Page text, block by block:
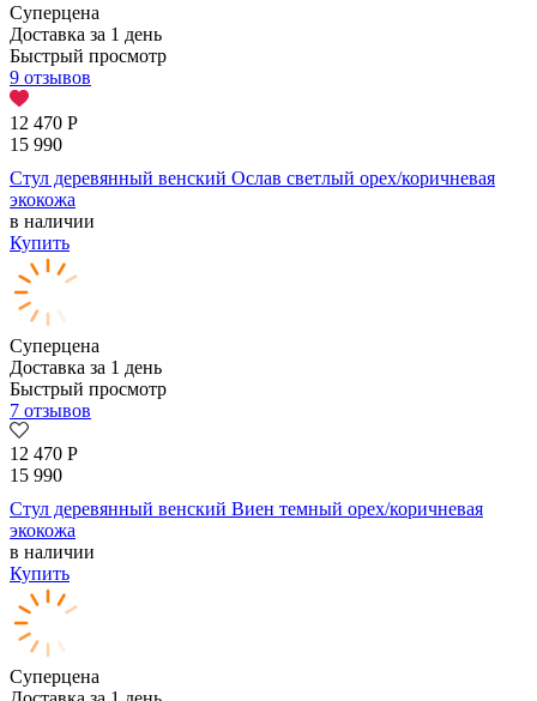
Суперцена
Доставка за 1 день
Быстрый просмотр
9 отзывов
12 470 Р
15 990
Стул деревянный венский Ослав светлый орех/коричневая
экокожа
в наличии
Купить
Суперцена
Доставка за 1 день
Быстрый просмотр
7 отзывов
12 470 Р
15 990
Стул деревянный венский Виен темный орех/коричневая
экокожа
в наличии
Купить
Суперцена